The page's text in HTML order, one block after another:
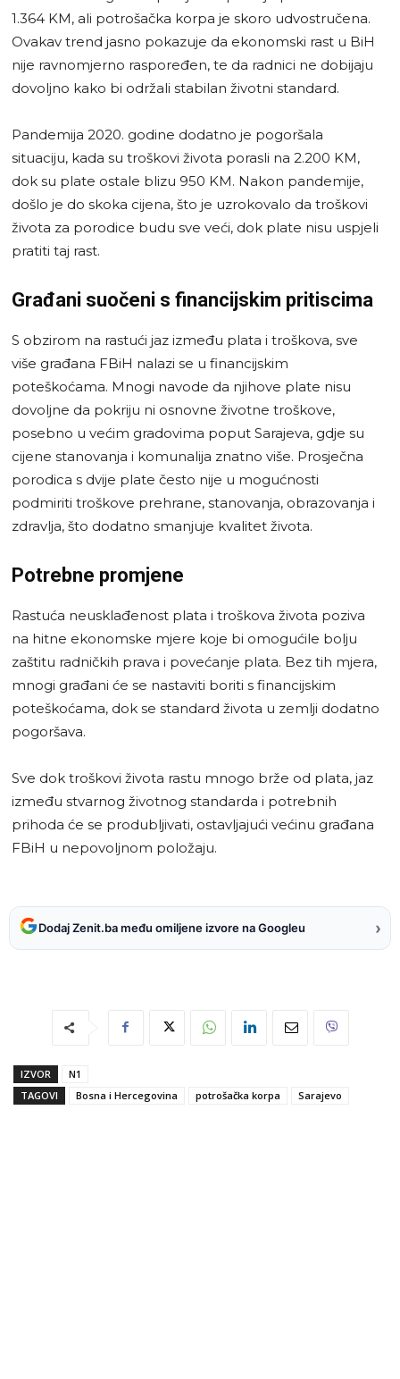
1.364 KM, ali potrošačka korpa je skoro udvostručena.
Ovakav trend jasno pokazuje da ekonomski rast u BiH
nije ravnomjerno raspoređen, te da radnici ne dobijaju
dovoljno kako bi održali stabilan životni standard.
Pandemija 2020. godine dodatno je pogoršala
situaciju, kada su troškovi života porasli na 2.200 KM,
dok su plate ostale blizu 950 KM. Nakon pandemije,
došlo je do skoka cijena, što je uzrokovalo da troškovi
života za porodice budu sve veći, dok plate nisu uspjeli
pratiti taj rast.
Građani suočeni s financijskim pritiscima
S obzirom na rastući jaz između plata i troškova, sve
više građana FBiH nalazi se u financijskim
poteškoćama. Mnogi navode da njihove plate nisu
dovoljne da pokriju ni osnovne životne troškove,
posebno u većim gradovima poput Sarajeva, gdje su
cijene stanovanja i komunalija znatno više. Prosječna
porodica s dvije plate često nije u mogućnosti
podmiriti troškove prehrane, stanovanja, obrazovanja i
zdravlja, što dodatno smanjuje kvalitet života.
Potrebne promjene
Rastuća neusklađenost plata i troškova života poziva
na hitne ekonomske mjere koje bi omogućile bolju
zaštitu radničkih prava i povećanje plata. Bez tih mjera,
mnogi građani će se nastaviti boriti s financijskim
poteškoćama, dok se standard života u zemlji dodatno
pogoršava.
Sve dok troškovi života rastu mnogo brže od plata, jaz
između stvarnog životnog standarda i potrebnih
prihoda će se produbljivati, ostavljajući većinu građana
FBiH u nepovoljnom položaju.
Dodaj Zenit.ba među omiljene izvore na Googleu ›
IZVOR
N1
TAGOVI
Bosna i Hercegovina potrošačka korpa Sarajevo